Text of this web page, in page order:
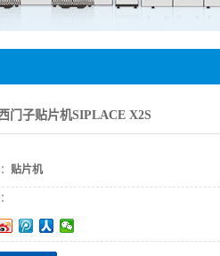
门子贴片机SIPLACE X2S
贴片机